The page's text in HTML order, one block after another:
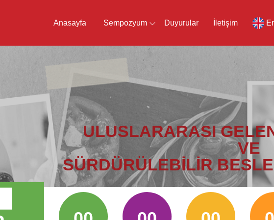
Anasayfa Sempozyum Duyurular İletişim
ULUSLARARASI
VE
SÜRDÜRÜLEBILIR